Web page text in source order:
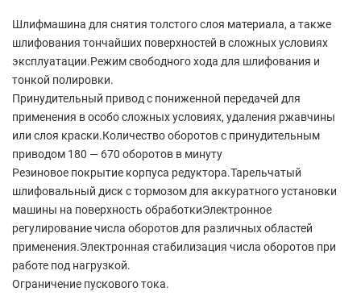
Шлифмашина для снятия толстого слоя материала, а также
шлифования тончайших поверхностей в сложных условиях
эксплуатации.Режим свободного хода для шлифования и
тонкой полировки.
Принудительный привод с пониженной передачей для
применения в особо сложных условиях, удаления ржавчины
или слоя краски.Количество оборотов с принудительным
приводом 180 — 670 оборотов в минуту
Резиновое покрытие корпуса редуктора.Тарельчатый
шлифовальный диск с тормозом для аккуратного установки
машины на поверхность обработкиЭлектронное
регулирование числа оборотов для различных областей
применения.Электронная стабилизация числа оборотов при
работе под нагрузкой.
Ограничение пускового тока.